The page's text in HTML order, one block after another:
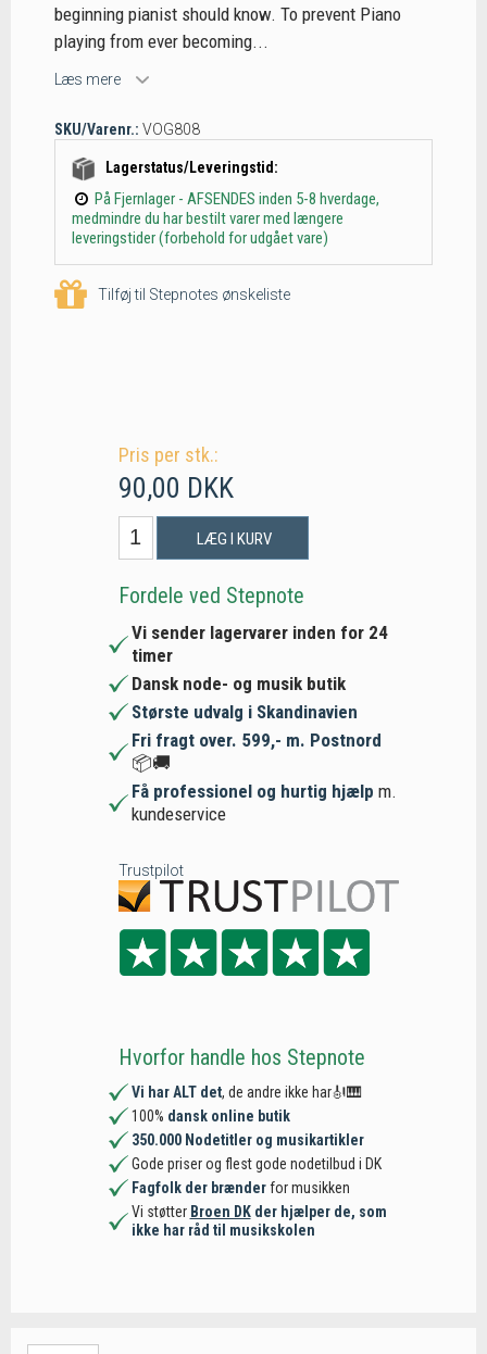
beginning pianist should know. To prevent Piano
playing from ever becoming...
Læs mere
SKU/Varenr.: VOG808
Lagerstatus/Leveringstid:
På Fjernlager - AFSENDES inden 5-8 hverdage,
medmindre du har bestilt varer med længere
leveringstider (forbehold for udgået vare)
Tilføj til Stepnotes ønskeliste
Pris per stk.:
90,00 DKK
LÆG I KURV
Fordele ved Stepnote
Vi sender lagervarer inden for 24
timer
Dansk node- og musik butik
Største udvalg i Skandinavien
Fri fragt over. 599,- m. Postnord
📦🚚
Få professionel og hurtig hjælp m.
kundeservice
Trustpilot
Hvorfor handle hos Stepnote
Vi har ALT det, de andre ikke har🎻🎹
100% dansk online butik
350.000 Nodetitler og musikartikler
Gode priser og flest gode nodetilbud i DK
Fagfolk der brænderfor musikken
Vi støtter Broen DKder hjælper de, som
ikke har råd til musikskolen